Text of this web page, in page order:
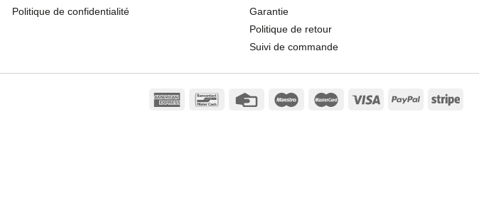
Politique de confidentialité
Garantie
Politique de retour
Suivi de commande